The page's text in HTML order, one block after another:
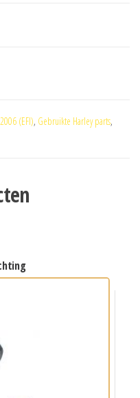
(EFI), Gebruikte Harley parts,